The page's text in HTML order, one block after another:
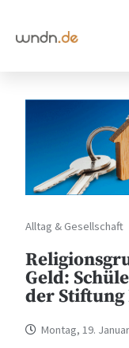
Alltag & Gesellschaft
Geld:
der
Montag, 19.